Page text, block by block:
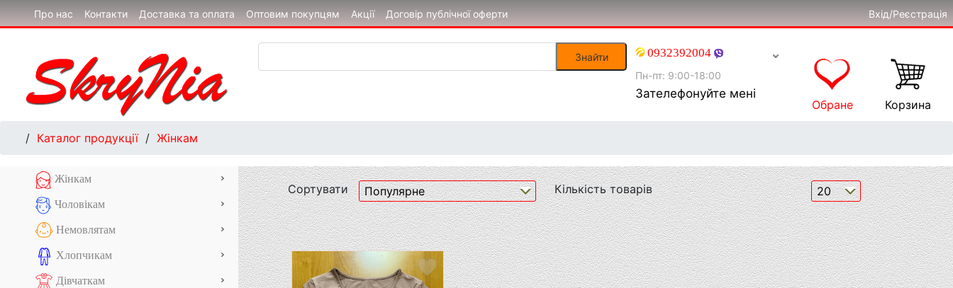
Про нас Контакти Доставка та оплата Оптовим покупцям Акції Договір публічної оферти Вхід/Реєстрація
0932392004
Пн-пт: 9:00-18:00
Зателефонуйте мені
Обране Корзина
/ Каталог продукції / Жінкам
Жінкам
Чоловікам
Немовлятам
Хлопчикам
Дівчаткам
Сортувати Кількість товарів